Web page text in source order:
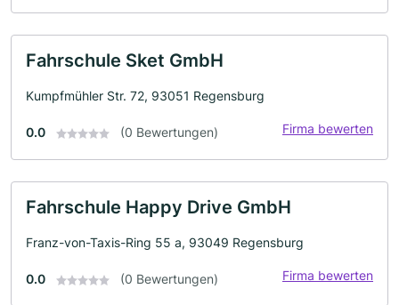
Fahrschule Sket GmbH
Kumpfmühler Str. 72, 93051 Regensburg
0.0 (0 Bewertungen) Firma bewerten
Fahrschule Happy Drive GmbH
Franz-von-Taxis-Ring 55 a, 93049 Regensburg
0.0 (0 Bewertungen) Firma bewerten